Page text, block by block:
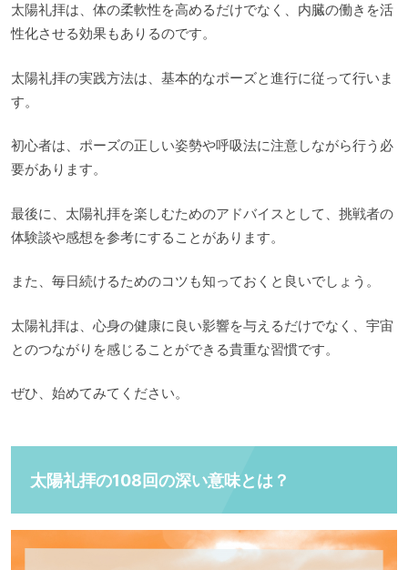
太陽礼拝は、体の柔軟性を高めるだけでなく、内臓の働きを活
性化させる効果もありるのです。
太陽礼拝の実践方法は、基本的なポーズと進行に従って行いま
す。
初心者は、ポーズの正しい姿勢や呼吸法に注意しながら行う必
要があります。
最後に、太陽礼拝を楽しむためのアドバイスとして、挑戦者の
体験談や感想を参考にすることがあります。
また、毎日続けるためのコツも知っておくと良いでしょう。
太陽礼拝は、心身の健康に良い影響を与えるだけでなく、宇宙
とのつながりを感じることができる貴重な習慣です。
ぜひ、始めてみてください。
太陽礼拝の108回の深い意味とは？